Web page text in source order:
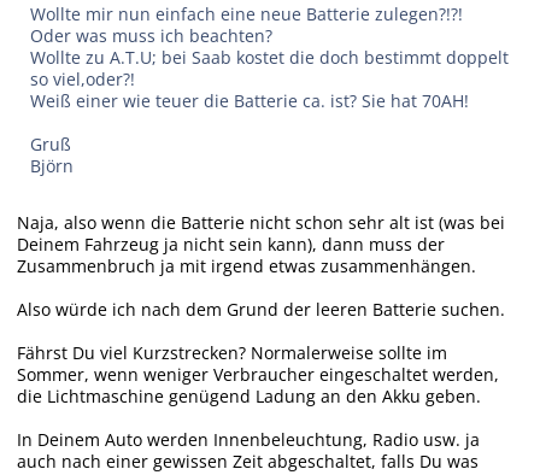
Wollte mir nun einfach eine neue Batterie zulegen?!?!
Oder was muss ich beachten?
Wollte zu A.T.U; bei Saab kostet die doch bestimmt doppelt
so viel,oder?!
Weiß einer wie teuer die Batterie ca. ist? Sie hat 70AH!
Gruß
Björn
Naja, also wenn die Batterie nicht schon sehr alt ist (was bei
Deinem Fahrzeug ja nicht sein kann), dann muss der
Zusammenbruch ja mit irgend etwas zusammenhängen.
Also würde ich nach dem Grund der leeren Batterie suchen.
Fährst Du viel Kurzstrecken? Normalerweise sollte im
Sommer, wenn weniger Verbraucher eingeschaltet werden,
die Lichtmaschine genügend Ladung an den Akku geben.
In Deinem Auto werden Innenbeleuchtung, Radio usw. ja
auch nach einer gewissen Zeit abgeschaltet, falls Du was